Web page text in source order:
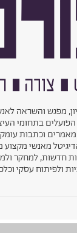
מפגש והשראה
בתחומי
וכתבות
מאנשי
חדשות, למחקר
ולפיתוח עסקי